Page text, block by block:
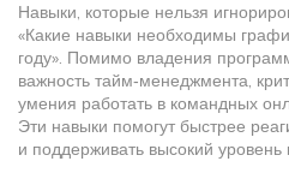
Навыки, которые нельзя
«Какие навыки необходимы
году». Помимо владения
важность тайм‑менеджмента,
умения работать в командных
Эти навыки помогут быстрее
и поддерживать высокий уровень